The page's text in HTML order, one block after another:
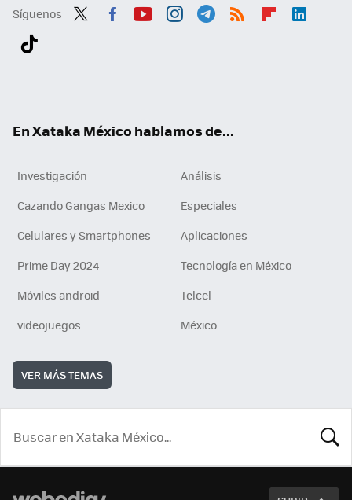
Síguenos
En Xataka México hablamos de...
Investigación
Análisis
Cazando Gangas Mexico
Especiales
Celulares y Smartphones
Aplicaciones
Prime Day 2024
Tecnología en México
Móviles android
Telcel
videojuegos
México
VER MÁS TEMAS